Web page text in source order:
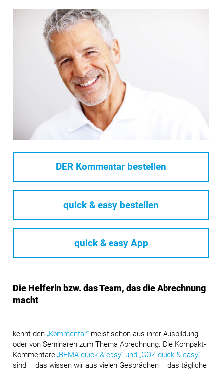
DER Kommentar bestellen
quick & easy bestellen
quick & easy App
Die Helferin bzw. das Team, das die Abrechnung
macht
kennt den„Kommentar“ meist schon aus ihrer Ausbildung
oder von Seminaren zum Thema Abrechnung. Die Kompakt-
Kommentare„BEMA quick & easy“ und„GOZ quick & easy“
sind – das wissen wir aus vielen Gesprächen – das tägliche